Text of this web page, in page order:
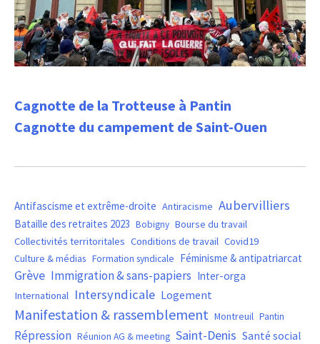
Cagnotte de la Trotteuse à Pantin
Cagnotte du campement de Saint-Ouen
Antifascisme et extrême-droite Antiracisme Aubervilliers
Bataille des retraites 2023 Bobigny Bourse du travail
Collectivités territoritales Conditions de travail Covid19
Culture & médias Formation syndicale Féminisme & antipatriarcat
Grève Immigration & sans-papiers Inter-orga
International Intersyndicale Logement
Manifestation & rassemblement Montreuil Pantin
Répression Réunion AG & meeting Saint-Denis Santé social